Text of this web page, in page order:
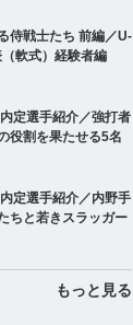
侍戦士たち 前編／U-
軟式）経験者編
定選手紹介／強打者
役割を果たせる5名
定選手紹介／内野手
ちと若きスラッガー
もっと見る